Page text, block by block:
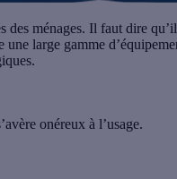
des ménages. Il faut dire
large gamme
onéreux à l’usage.